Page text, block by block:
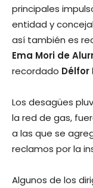
principales
entidad y
así también es
Ema Mori de
recordado Délfor
Los desagües
la red de gas,
a las que se
reclamos por la
Algunos de los